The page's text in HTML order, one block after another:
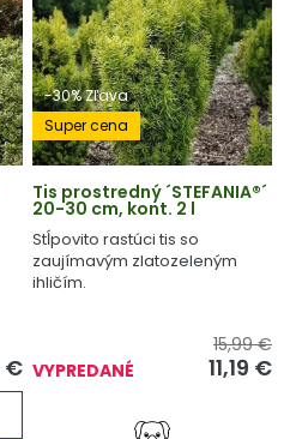
€
-30% Zľava
Super cena
Tis prostredný ´STEFANIA®´
20-30 cm, kont. 2 l
Stĺpovito rastúci tis so
zaujímavým zlatozeleným
ihličím.
VYPREDANÉ
15,99 €
11,19 €